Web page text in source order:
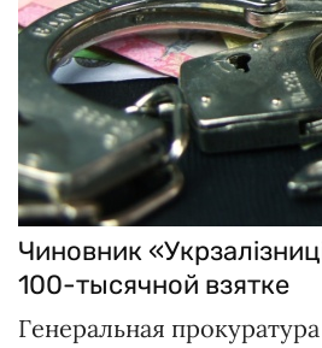
Чиновник
100-тысячной взятке
Генеральная